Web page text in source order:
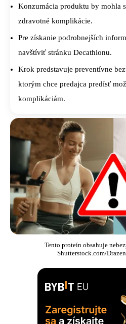
Konzumácia produktu by mohla
zdravotné komplikácie.
Pre získanie podrobnejších
navštíviť stránku Decathlonu.
Krok predstavuje preventívne
ktorým chce predajca predísť
komplikáciám.
Tento proteín obsahuje
Shutterstock.com/